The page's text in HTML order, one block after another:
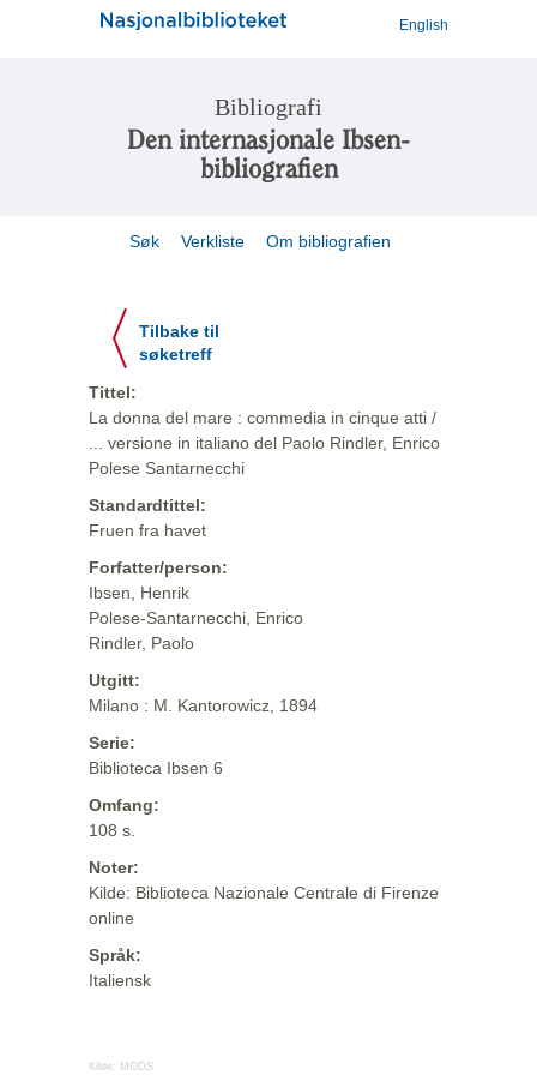
English
Bibliografi
Den internasjonale Ibsen-
bibliografien
Søk Verkliste Om bibliografien
Tilbake til
søketreff
Tittel:
La donna del mare : commedia in cinque atti /
... versione in italiano del Paolo Rindler, Enrico
Polese Santarnecchi
Standardtittel:
Fruen fra havet
Forfatter/person:
Ibsen, Henrik
Polese-Santarnecchi, Enrico
Rindler, Paolo
Utgitt:
Milano : M. Kantorowicz, 1894
Serie:
Biblioteca Ibsen 6
Omfang:
108 s.
Noter:
Kilde: Biblioteca Nazionale Centrale di Firenze
online
Språk:
Italiensk
Kilde: MODS